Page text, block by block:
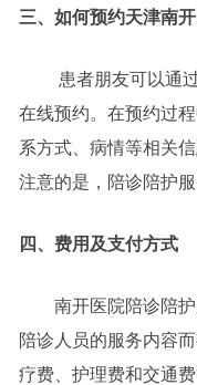
三、如何预约天津南
患者朋友可以通过
在线预约。在预约过
系方式、病情等相关
注意的是，陪诊陪护
四、费用及支付方式
南开医院陪诊陪护
陪诊人员的服务内容
疗费、护理费和交通费